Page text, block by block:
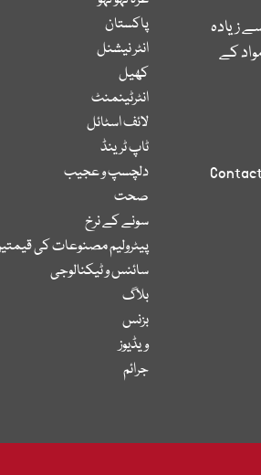
زیادہ
کے
پاکستان
انٹر نیشنل
کھیل
انٹرٹینمنٹ
لائف اسٹائل
ٹاپ ٹرینڈ
دلچسپ و عجیب
صحت
سونے کے نرخ
پیٹرولیم مصنوعات کی
سائنس و ٹیکنالوجی
بلاگ
بزنس
ویڈیوز
جرائم